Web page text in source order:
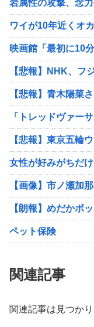
岩属性の攻撃、念
ワイが10年近くオ
映画館「最初に10
【悲報】NHK、フ
【悲報】青木陽菜
「トレッドヴァー
【悲報】東京五輪
女性が好みがちだ
【画像】市ノ瀬加
【朗報】めだかボ
ペット保険
関連記事
関連記事は見つかり